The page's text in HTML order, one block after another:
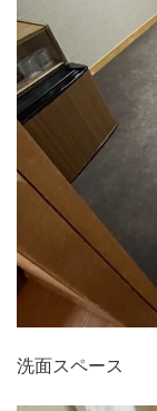
洗面スペース